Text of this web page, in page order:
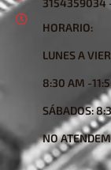
HORARIO:
LUNES A
8:30 AM -
SÁBADOS:
NO